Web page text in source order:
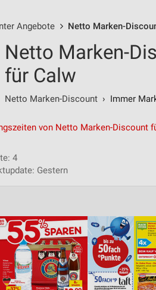
Angebote Netto Marken-
Netto Marken-
für Calw
Netto Marken-Discount › Immer
von Netto Marken-Discount
4
Gestern